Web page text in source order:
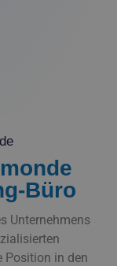
Büro
Unternehmens
Position in den